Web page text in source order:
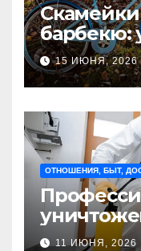
барбекю:
15 ИЮНЯ, 2026
ОТНОШЕНИЯ, БЫТ,
оно11 ИЮНЯ, 2026